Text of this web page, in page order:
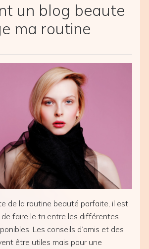
un blog beaute
ma routine
de la routine beauté parfaite, il est
faire le tri entre les différentes
Les conseils d’amis et des
être utiles mais pour une